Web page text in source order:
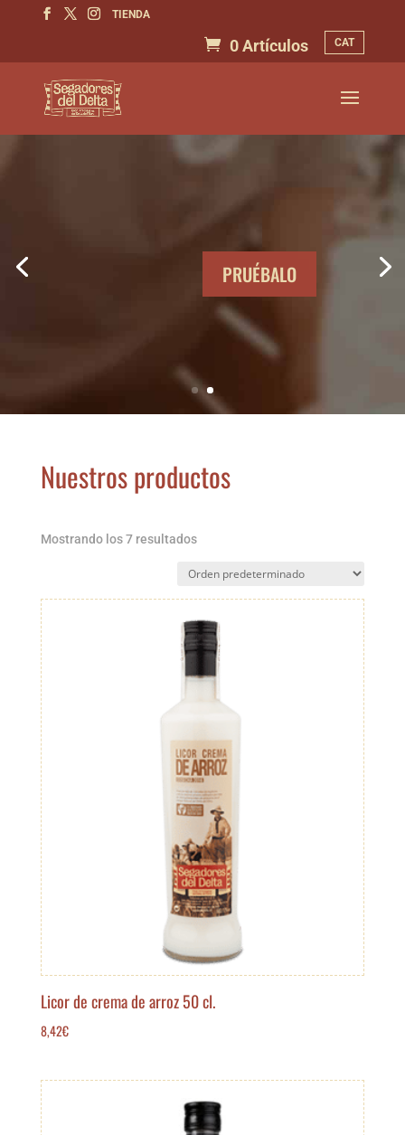
TIENDA
CAT
0 Artículos
PRUÉBALO
Nuestros productos
Mostrando los 7 resultados
Licor de crema de arroz 50 cl.
8,42€